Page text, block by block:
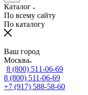
Каталог
По всему сайту
По каталогу
Ваш город
Москва
8 (800) 511-06-69
8 (800) 511-06-69
+7 (917) 588-58-60